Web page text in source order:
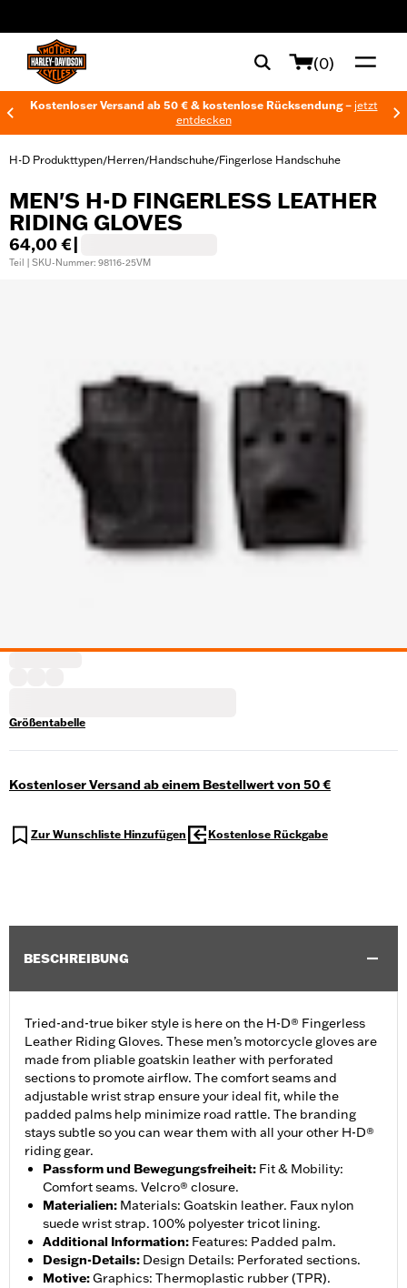
(0)
Kostenloser Versand ab 50 € & kostenlose Rücksendung – jetzt
entdecken
H-D Produkttypen/Herren/Handschuhe/Fingerlose Handschuhe
MEN'S H-D FINGERLESS LEATHER
RIDING GLOVES
64,00 €
Teil | SKU-Nummer: 98116-25VM
Größentabelle
Kostenloser Versand ab einem Bestellwert von 50 €
Zur Wunschliste Hinzufügen Kostenlose Rückgabe
BESCHREIBUNG
Tried-and-true biker style is here on the H-D® Fingerless
Leather Riding Gloves. These men’s motorcycle gloves are
made from pliable goatskin leather with perforated
sections to promote airflow. The comfort seams and
adjustable wrist strap ensure your ideal fit, while the
padded palms help minimize road rattle. The branding
stays subtle so you can wear them with all your other H-D®
riding gear.
Passform und Bewegungsfreiheit: Fit & Mobility:
Comfort seams. Velcro® closure.
Materialien: Materials: Goatskin leather. Faux nylon
suede wrist strap. 100% polyester tricot lining.
Additional Information: Features: Padded palm.
Design-Details: Design Details: Perforated sections.
Motive:Graphics: Thermoplastic rubber (TPR).